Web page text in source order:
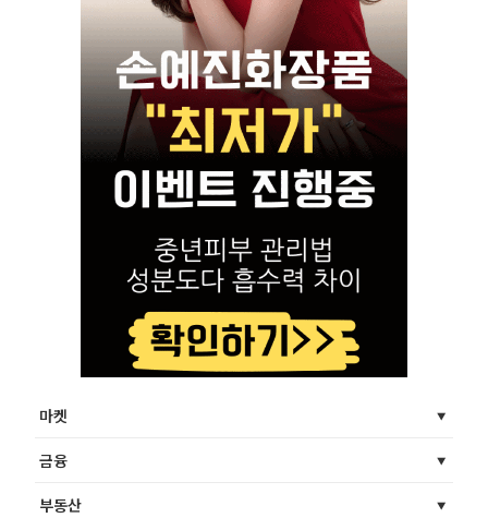
마켓
금융
부동산